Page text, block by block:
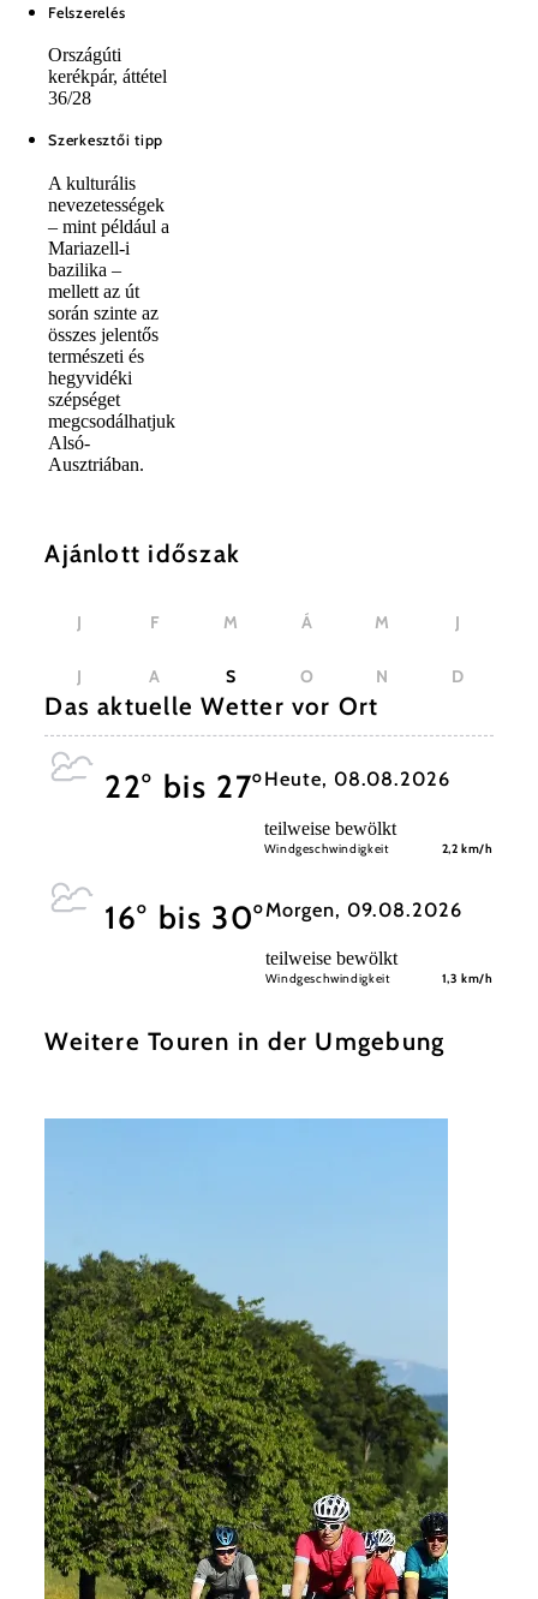
Felszerelés
Országúti
kerékpár, áttétel
36/28
Szerkesztői tipp
A kulturális
nevezetességek
– mint például a
Mariazell-i
bazilika –
mellett az út
során szinte az
összes jelentős
természeti és
hegyvidéki
szépséget
megcsodálhatjuk
Alsó-
Ausztriában.
Ajánlott időszak
J F M Á M J
J A S O N D
Das aktuelle Wetter vor Ort
22° bis 27°Heute, 08.08.2026
teilweise bewölkt
Windgeschwindigkeit 2,2 km/h
16° bis 30°Morgen, 09.08.2026
teilweise bewölkt
Windgeschwindigkeit 1,3 km/h
Weitere Touren in der Umgebung